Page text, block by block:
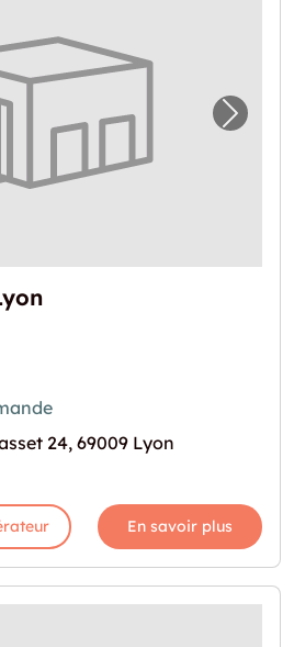
pour "Box à louer à Lyon"
24, 69009 Lyon
En savoir plus